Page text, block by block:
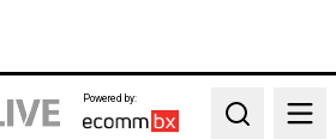
Powered by:
Search